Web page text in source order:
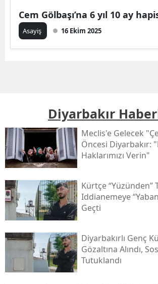
Cem Gölbaşı’na 6 yıl 10 ay
Asayiş 16 Ekim 2025
Diyarbakır
Meclis'e Gelecek
Öncesi Diyarbakır:
Haklarımızı Verin"
Kürtçe “yüzünden”
Iddianemeye
Geçti
Diyarbakırlı Genç
Gözaltına Alındı,
Tutuklandı